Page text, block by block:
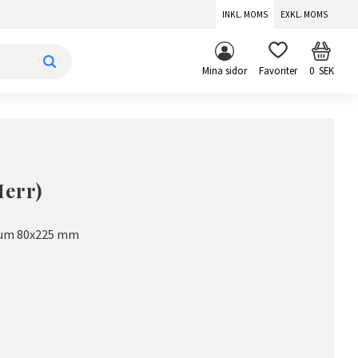
INKL. MOMS EXKL. MOMS
Mina sidor FAVORITER 0SEK
80x225 mm